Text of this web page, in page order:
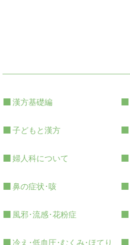
漢方基礎編
子どもと漢方
婦人科について
鼻の症状･咳
風邪･流感･花粉症
冷え･低血圧･むくみ･ほてり